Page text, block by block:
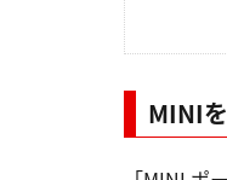
MINI